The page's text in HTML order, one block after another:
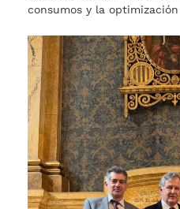
consumos y la